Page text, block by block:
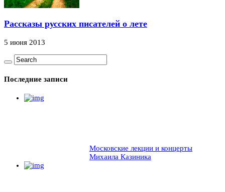
Рассказы русских писателей о лете
5 июня 2013
Последние записи
Московские лекции и концерты
Михаила Казиника